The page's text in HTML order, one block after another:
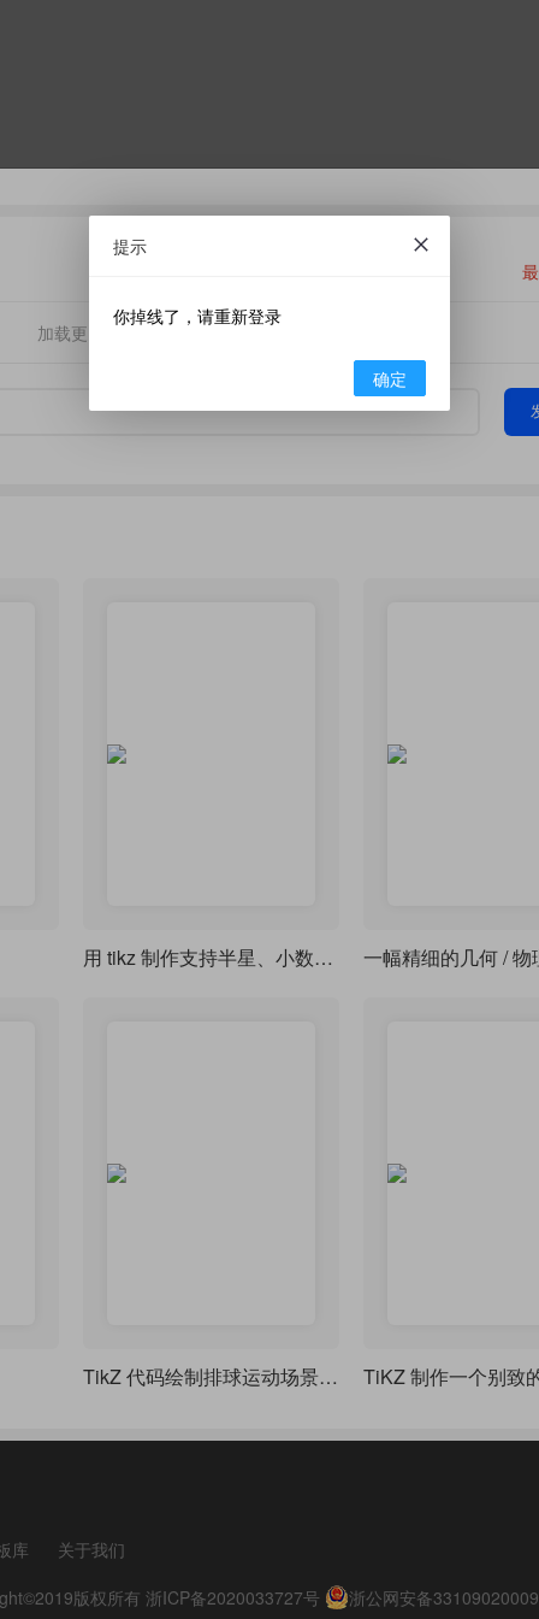
加载更多
用 tikz 制作支持半星、小数评分显示的星级评分
TikZ 代码绘制排球运动场景，包含两名运动员和排球轨迹
库
关于我们
版权所有 浙ICP备2020033727号 浙公网安备
提示
你掉线了，请重新登录
确定